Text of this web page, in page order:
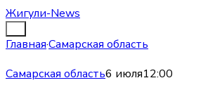
Жигули-News
Главная·Самарская область
Самарская область6 июля12:00